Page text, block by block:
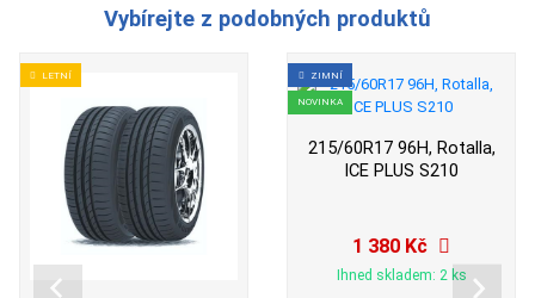
Vybírejte z podobných produktů
LETNÍ ZIMNÍ
NOVINKA
215/60R17 96H, Rotalla,
ICE PLUS S210
1 380 Kč
Ihned skladem: 2 ks